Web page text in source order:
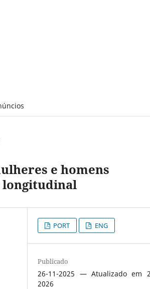
e homens
longitudinal
PORT ENG
Publicado
26-11-2025 — Atualizado em
2026